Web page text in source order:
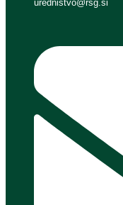
urednistvo@rsg.si